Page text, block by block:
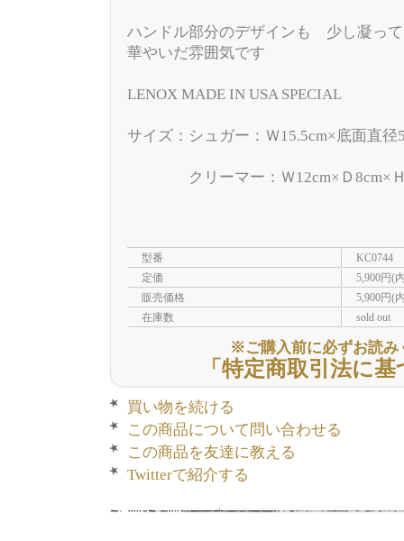
ハンドル部分のデザインも 少し凝っ
華やいだ雰囲気です
LENOX MADE IN USA SPECIAL
サイズ：シュガー：Ｗ15.5cm×底面直径
クリーマー：Ｗ12cm×Ｄ8cm×Ｈ
型番
KC0744
定価
5,900円(
販売価格
5,900円(
在庫数
sold out
※ご購入前に必ずお読み
「特定商取引法に
買い物を続ける
この商品について問い合わせる
この商品を友達に教える
Twitterで紹介する